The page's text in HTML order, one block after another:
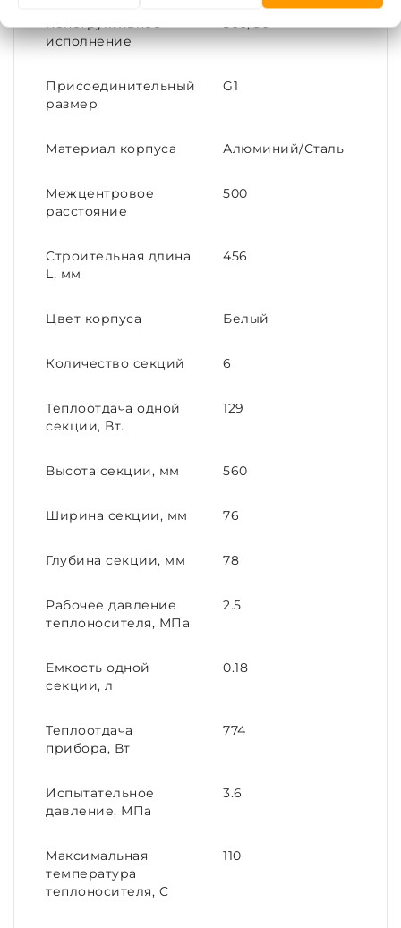
исполнение
Присоединительный
размер
G1
Материал корпуса Алюминий/Сталь
Межцентровое
расстояние
500
Строительная длина
L, мм
456
Цвет корпуса Белый
Количество секций 6
Теплоотдача одной
секции, Вт.
129
Высота секции, мм 560
Ширина секции, мм 76
Глубина секции, мм 78
Рабочее давление
теплоносителя, МПа
2.5
Емкость одной
секции, л
0.18
Теплоотдача
прибора, Вт
774
Испытательное
давление, МПа
3.6
Максимальная
температура
теплоносителя, C
110